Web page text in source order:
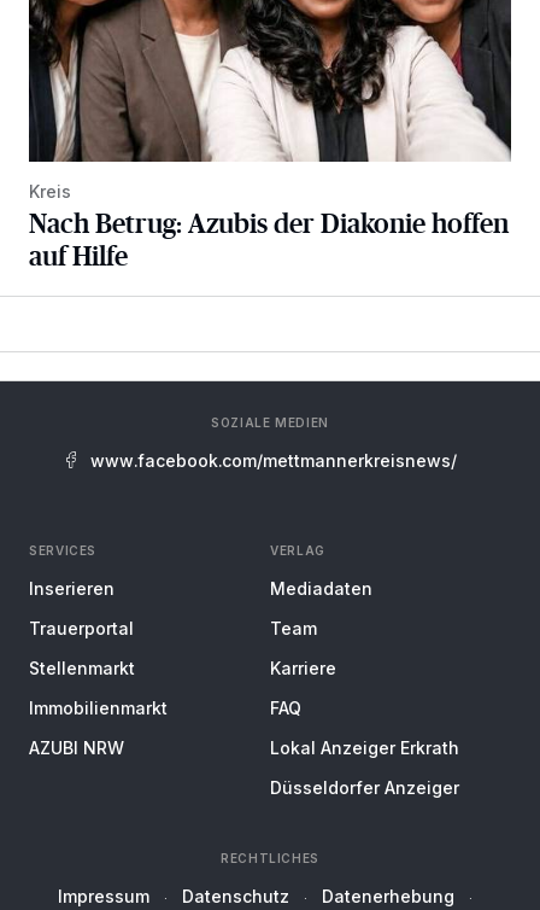
Kreis
Nach Betrug: Azubis der Diakonie hoffen
auf Hilfe
SOZIALE MEDIEN
www.facebook.com/mettmannerkreisnews/
SERVICES
Inserieren
Trauerportal
Stellenmarkt
Immobilienmarkt
AZUBI NRW
VERLAG
Mediadaten
Team
Karriere
FAQ
Lokal Anzeiger Erkrath
Düsseldorfer Anzeiger
RECHTLICHES
Impressum Datenschutz Datenerhebung